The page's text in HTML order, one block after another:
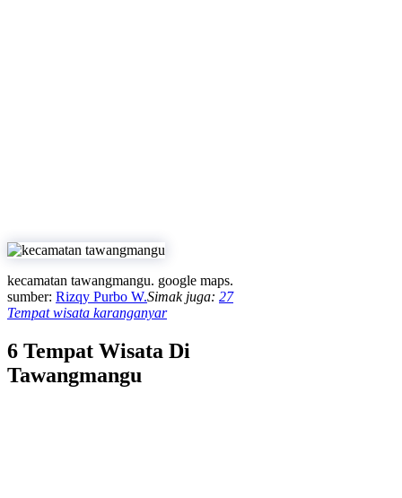
kecamatan tawangmangu. google maps.
sumber: Rizqy Purbo W.Simak juga: 27
Tempat wisata karanganyar
6 Tempat Wisata Di
Tawangmangu